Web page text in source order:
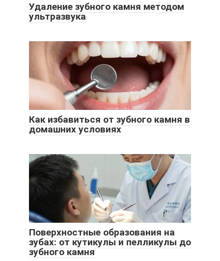
Удаление зубного камня методом
ультразвука
Как избавиться от зубного камня в
домашних условиях
Поверхностные образования на
зубах: от кутикулы и пелликулы до
зубного камня